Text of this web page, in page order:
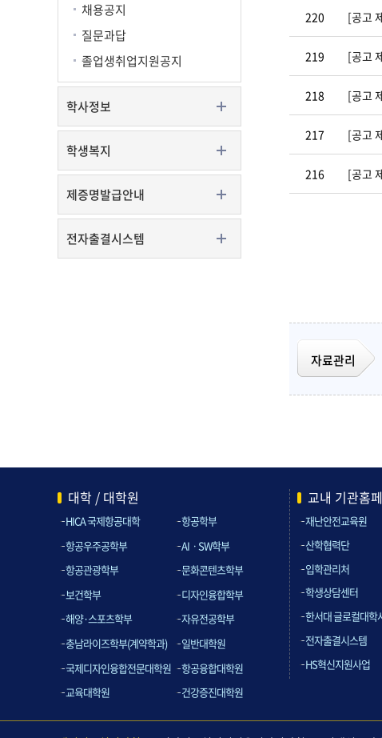
채용공지
질문과답
졸업생취업지원공지
학사정보
학생복지
제증명발급안내
전자출결시스템
220 [공고
219 [공고
218 [공고
217 [공고
216 [공고
자료관리
대학 / 대학원
HICA 국제항공대학
항공학부
항공우주공학부
AIㆍSW학부
항공관광학부
문화콘텐츠학부
보건학부
디자인융합학부
해양·스포츠학부
자유전공학부
충남라이즈학부(계약학과)
일반대학원
국제디자인융합전문대학원
항공융합대학원
교육대학원
건강증진대학원
교내 기관홈
재난안전교육원
산학협력단
입학관리처
학생상담센터
한서대 글로컬대학
전자출결시스템
HS혁신지원사업